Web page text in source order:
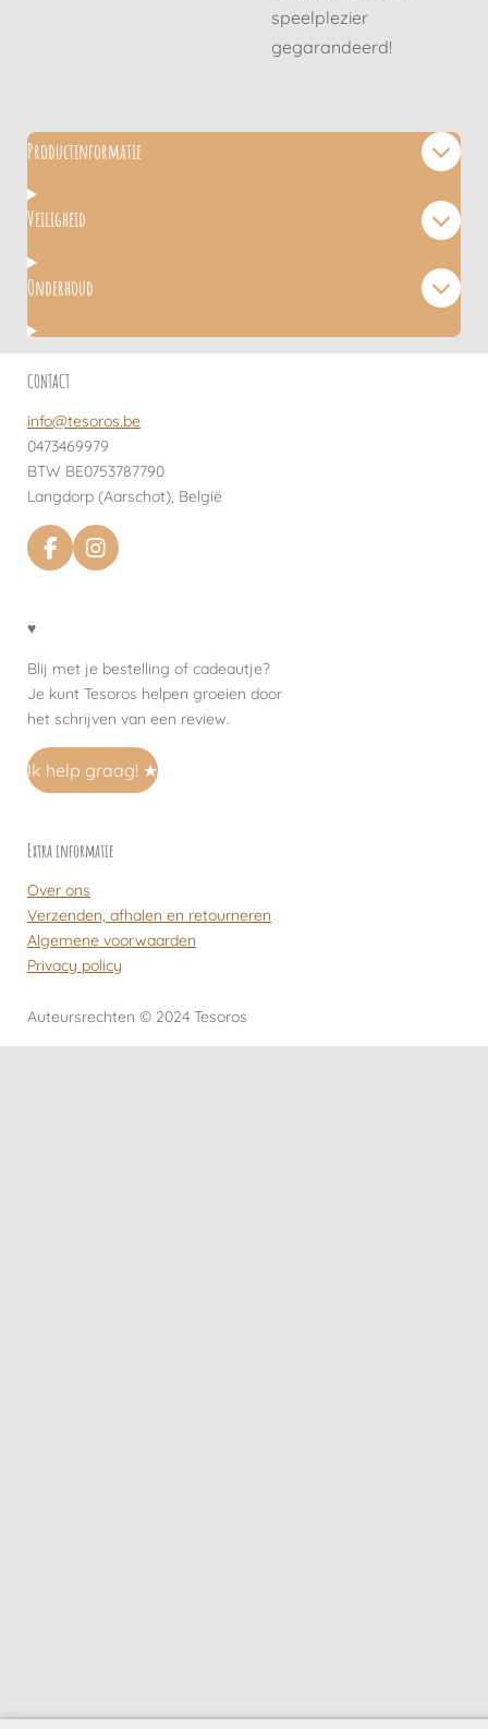
speelplezier
gegarandeerd!
Productinformatie
Veiligheid
Onderhoud
CONTACT
info@tesoros.be
0473469979
BTW BE0753787790
Langdorp (Aarschot), België
F
a
o
k
I
n
g
r
a
m
♥
Blij met je bestelling of cadeautje?
Je kunt Tesoros helpen groeien door
het schrijven van een review.
Ik help graag! ★
Extra informatie
Over ons
Verzenden, afhalen en retourneren
Algemene voorwaarden
Privacy policy
Auteursrechten © 2024 Tesoros